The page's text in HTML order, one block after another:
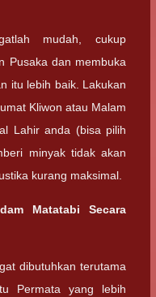
mudah, cukup
Pusaka dan membuka
itu lebih baik. Lakukan
Kliwon atau Malam
Lahir anda (bisa pilih
minyak tidak akan
kurang maksimal.
Matatabi Secara
dibutuhkan terutama
Permata yang lebih